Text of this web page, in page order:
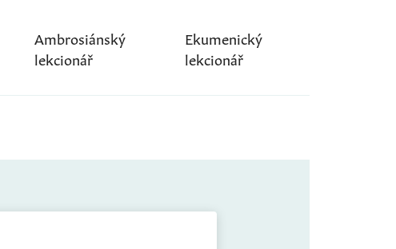
Ambrosiánský
lekcionář
Ekumenický
lekcionář